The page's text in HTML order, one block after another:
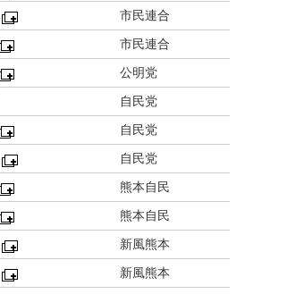
市民連合
市民連合
公明党
自民党
自民党
自民党
熊本自民
熊本自民
新風熊本
新風熊本